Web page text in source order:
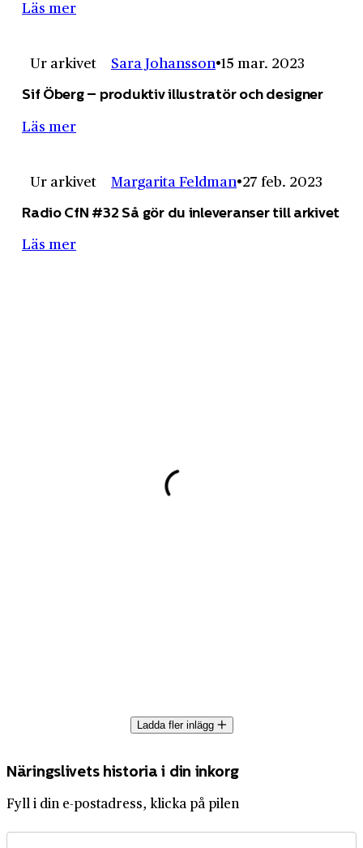
Läs mer
Ur arkivet Sara Johansson 15 mar. 2023
Sif Öberg – produktiv illustratör och designer
Läs mer
Ur arkivet Margarita Feldman 27 feb. 2023
Radio CfN #32 Så gör du inleveranser till arkivet
Läs mer
Ladda fler inlägg
Näringslivets historia i din inkorg
Fyll i din e-postadress, klicka på pilen